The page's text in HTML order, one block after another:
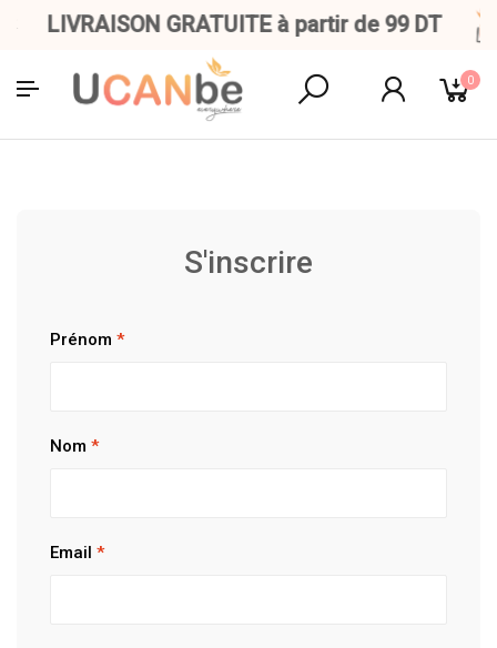
LIVRAISON GRATUITE à partir de 99 DT
0
S'inscrire
Prénom *
Nom *
Email *